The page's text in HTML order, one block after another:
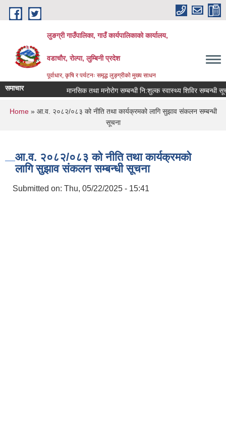
Skip to main content
लुङग्री गाउँपालिका, गाउँ कार्यपालिकाको कार्यालय,
वडाचौर, रोल्पा, लुम्बिनी प्रदेश
पूर्वाधार, कृषि र पर्यटनः समृद्ध लुङ्ग्रीको मुख्य साधन
समाचार मानसिक तथा मनोरोग सम्बन्धी नि:शुल्क स्वास्थ्य शिविर सम्बन्धी सूचना
You are here
Home» आ.व. २०८२/०८३ को नीति तथा कार्यक्रमको लागि सुझाव संकलन सम्बन्धी
सूचना
आ.व. २०८२/०८३ को नीति तथा कार्यक्रमको
लागि सुझाव संकलन सम्बन्धी सूचना
Submitted on: Thu, 05/22/2025 - 15:41